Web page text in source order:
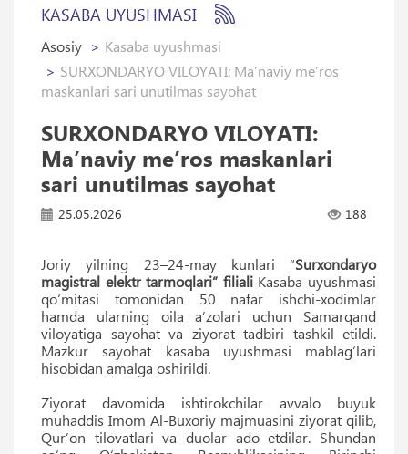
KASABA UYUSHMASI
Asosiy
Kasaba uyushmasi
SURXONDARYO VILOYATI: Ma’naviy me’ros
maskanlari sari unutilmas sayohat
SURXONDARYO VILOYATI:
Ma’naviy me’ros maskanlari
sari unutilmas sayohat
25.05.2026 188
Joriy yilning 23–24-may kunlari “Surxondaryo
magistral elektr tarmoqlari” filialiKasaba uyushmasi
qo‘mitasi tomonidan 50 nafar ishchi-xodimlar
hamda ularning oila a’zolari uchun Samarqand
viloyatiga sayohat va ziyorat tadbiri tashkil etildi.
Mazkur sayohat kasaba uyushmasi mablag‘lari
hisobidan amalga oshirildi.
Ziyorat davomida ishtirokchilar avvalo buyuk
muhaddis Imom Al-Buxoriy majmuasini ziyorat qilib,
Qur’on tilovatlari va duolar ado etdilar. Shundan